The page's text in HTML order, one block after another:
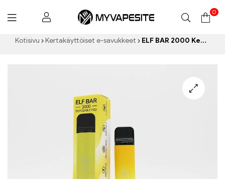
Myvapesite.de
0
Kotisivu Kertakäyttöiset e-savukkeet ELF BAR 2000 Kertakäyttöinen vape 1200mAh 1800 puhaltaa